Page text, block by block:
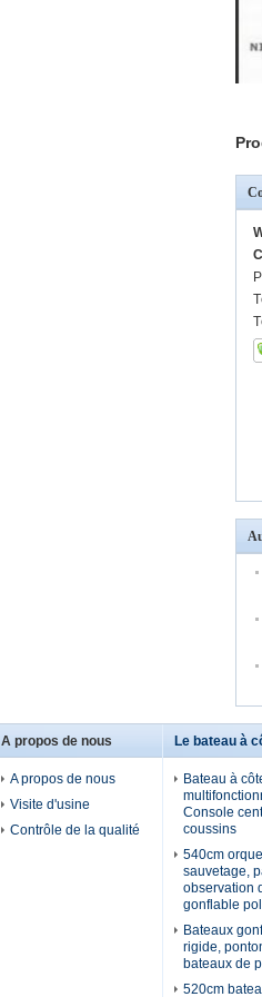
A propos de nous
A propos de nous
Visite d'usine
Contrôle de la qualité
Le bateau à
Bateau à
Console
coussins
540cm
sauvetage,
observation
gonflable
Bateaux
rigide,
bateaux de
520cm